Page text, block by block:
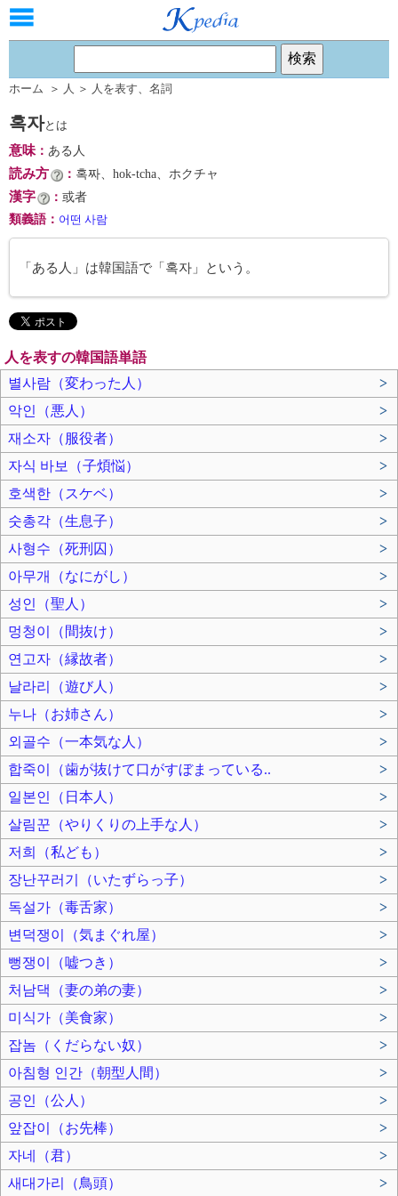
ホーム ＞ 人 ＞ 人を表す、 名詞
혹자とは
意味： ある人
読み方 ： 혹짜、hok-tcha、ホクチャ
漢字 ： 或者
類義語 ： 어떤 사람
「ある人」は韓国語で「혹자」という。
人を表すの韓国語単語
별사람（変わった人）
>
악인（悪人）
>
재소자（服役者）
>
자식 바보（子煩悩）
>
호색한（スケベ）
>
숫총각（生息子）
>
사형수（死刑囚）
>
아무개（なにがし）
>
성인（聖人）
>
멍청이（間抜け）
>
연고자（縁故者）
>
날라리（遊び人）
>
누나（お姉さん）
>
외골수（一本気な人）
>
합죽이（歯が抜けて口がすぼまっている..
>
일본인（日本人）
>
살림꾼（やりくりの上手な人）
>
저희（私ども）
>
장난꾸러기（いたずらっ子）
>
독설가（毒舌家）
>
변덕쟁이（気まぐれ屋）
>
뻥쟁이（嘘つき）
>
처남댁（妻の弟の妻）
>
미식가（美食家）
>
잡놈（くだらない奴）
>
아침형 인간（朝型人間）
>
공인（公人）
>
앞잡이（お先棒）
>
자네（君）
>
새대가리（鳥頭）
>